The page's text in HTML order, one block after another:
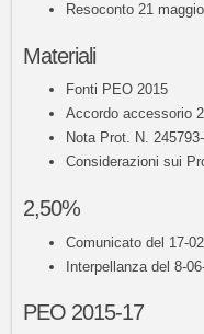
Resoconto 21 maggio
Materiali
Fonti PEO 2015
Accordo accessorio
Nota Prot. N.
Considerazioni sui
2,50%
Comunicato del 17-
Interpellanza del 8-
PEO 2015-17